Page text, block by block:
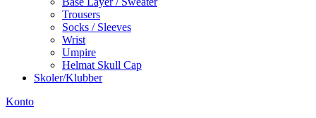
Trousers
Socks / Sleeves
Wrist
Umpire
Helmat Skull Cap
Skoler/Klubber
Konto